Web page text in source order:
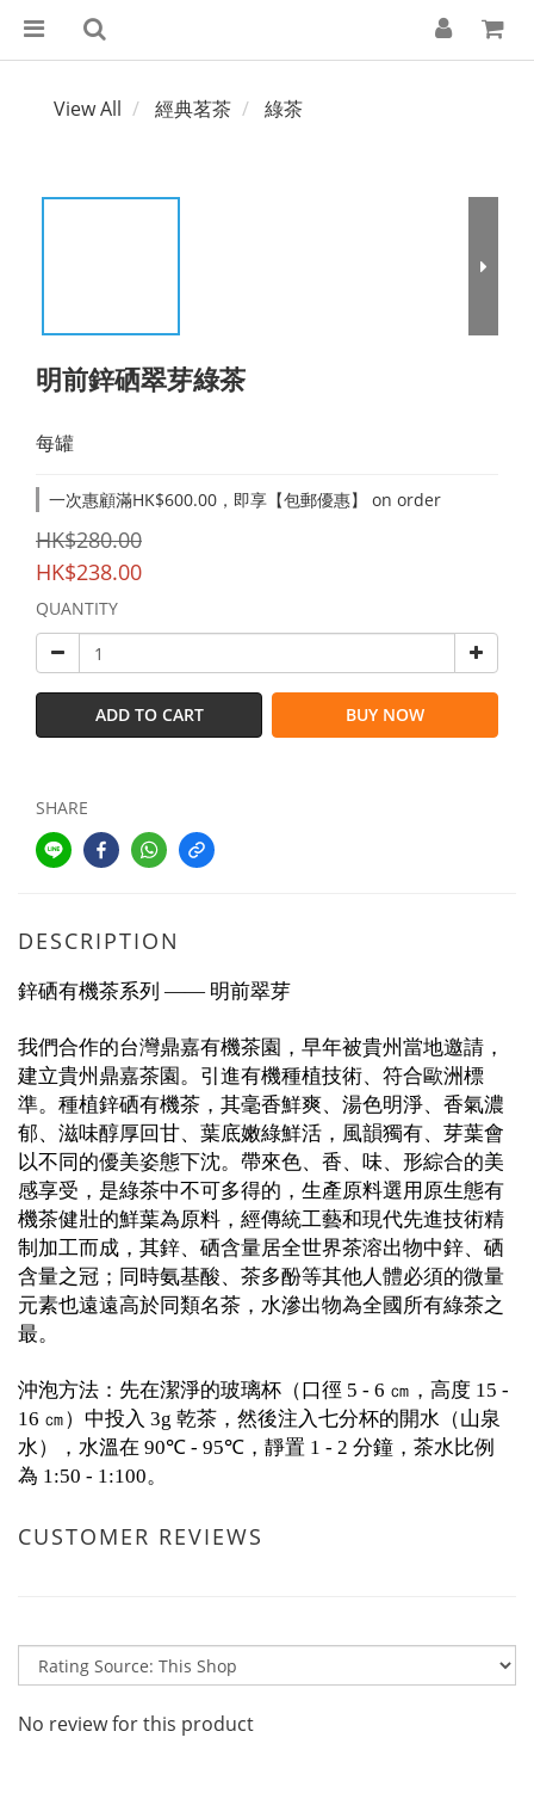
View All 經典茗茶 綠茶
明前鋅硒翠芽綠茶
每罐
一次惠顧滿HK$600.00，即享【包郵優惠】 on order
HK$280.00
HK$238.00
QUANTITY
ADD TO CART BUY NOW
SHARE
DESCRIPTION
鋅硒有機茶系列 —— 明前翠芽
我們合作的台灣鼎嘉有機茶園，早年被貴州當地邀請，
建立貴州鼎嘉茶園。引進有機種植技術、符合歐洲標
準。種植鋅硒有機茶，其毫香鮮爽、湯色明淨、香氣濃
郁、滋味醇厚回甘、葉底嫩綠鮮活，風韻獨有、芽葉會
以不同的優美姿態下沈。帶來色、香、味、形綜合的美
感享受，是綠茶中不可多得的，生產原料選用原生態有
機茶健壯的鮮葉為原料，經傳統工藝和現代先進技術精
制加工而成，其鋅、硒含量居全世界茶溶出物中鋅、硒
含量之冠；同時氨基酸、茶多酚等其他人體必須的微量
元素也遠遠高於同類名茶，水滲出物為全國所有綠茶之
最。
沖泡方法：先在潔淨的玻璃杯（口徑 5 - 6 ㎝，高度 15 -
16 ㎝）中投入 3g 乾茶，然後注入七分杯的開水（山泉
水），水溫在 90℃ - 95℃ ，靜置 1 - 2 分鐘，茶水比例
為 1:50 - 1:100。
CUSTOMER REVIEWS
No review for this product